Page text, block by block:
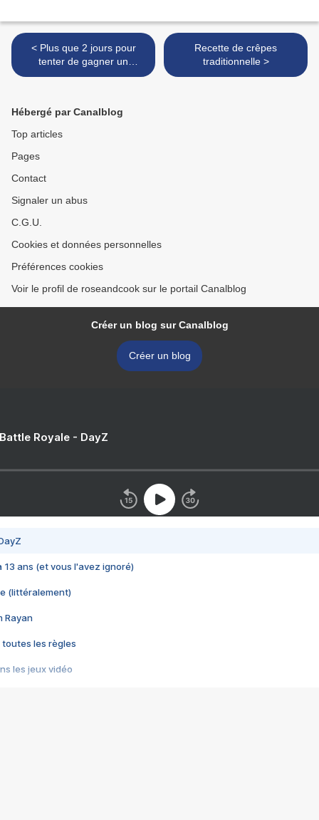
< Plus que 2 jours pour
tenter de gagner un
équipement de folie avec
Recette de crêpes
traditionnelle >
Hébergé par Canalblog
Top articles
Pages
Contact
Signaler un abus
C.G.U.
Cookies et données personnelles
Préférences cookies
Voir le profil de roseandcook sur le portail Canalblog
Créer un blog sur Canalblog
Créer un blog
Royale - DayZ
13 ans (et vous l'avez ignoré)
(littéralement)
Rayan
toutes les règles
les jeux vidéo